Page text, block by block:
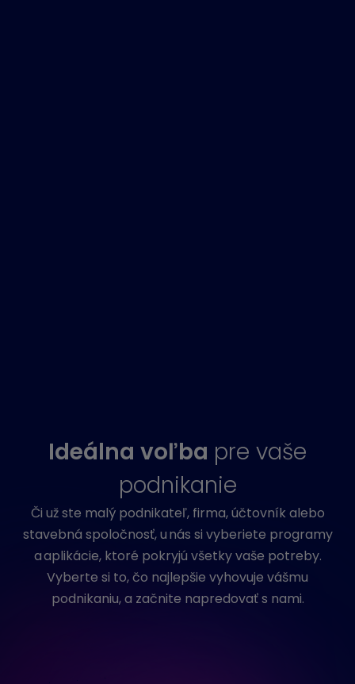
Ideálna voľba pre vaše
podnikanie
Či už ste malý podnikateľ, firma, účtovník alebo
stavebná spoločnosť, u nás si vyberiete programy
a aplikácie, ktoré pokryjú všetky vaše potreby.
Vyberte si to, čo najlepšie vyhovuje vášmu
podnikaniu, a začnite napredovať s nami.